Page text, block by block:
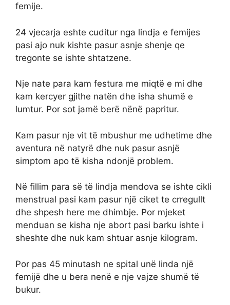
femije.
24 vjecarja eshte cuditur nga lindja e femijes
pasi ajo nuk kishte pasur asnje shenje qe
tregonte se ishte shtatzene.
Nje nate para kam festura me miqtë e mi dhe
kam kercyer gjithe natën dhe isha shumë e
lumtur. Por sot jamë berë nënë papritur.
Kam pasur nje vit të mbushur me udhetime dhe
aventura në natyrë dhe nuk pasur asnjë
simptom apo të kisha ndonjë problem.
Në fillim para së të lindja mendova se ishte cikli
menstrual pasi kam pasur një ciket te crregullt
dhe shpesh here me dhimbje. Por mjeket
menduan se kisha nje abort pasi barku ishte i
sheshte dhe nuk kam shtuar asnje kilogram.
Por pas 45 minutash ne spital unë linda një
femijë dhe u bera nenë e nje vajze shumë të
bukur.